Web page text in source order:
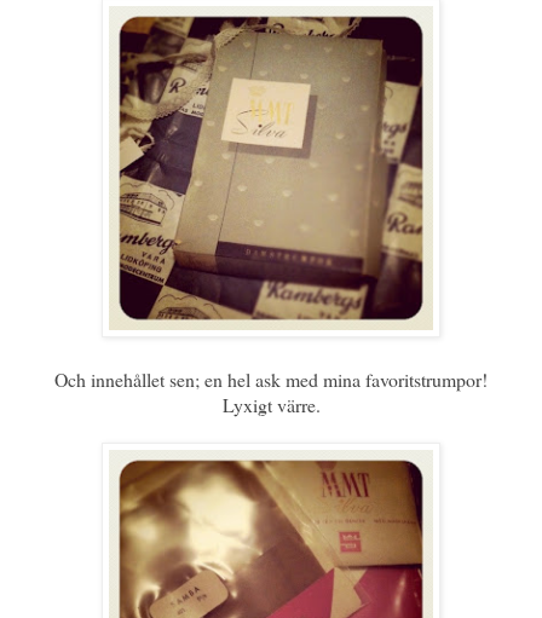
Och innehållet sen; en hel ask med mina favoritstrumpor!
Lyxigt värre.